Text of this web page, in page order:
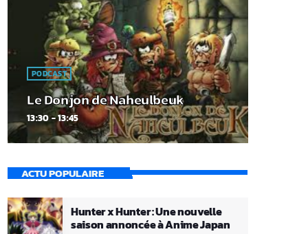
PODCAST
Le Donjon de Naheulbeuk
13:30 - 13:45
ACTU POPULAIRE
Hunter x Hunter : Une nouvelle
saison annoncée à Anime Japan